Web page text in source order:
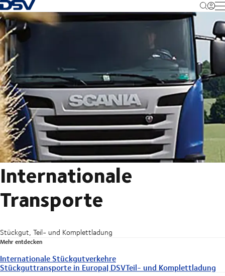
Zurück zur Startseite
Internationale
Transporte
Stückgut, Teil- und Komplettladung
Mehr entdecken
Internationale Stückgutverkehre
Stückguttransporte in Europa| DSVTeil- und Komplettladung